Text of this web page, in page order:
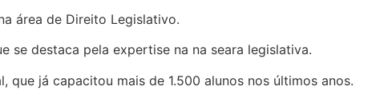
área de Direito Legislativo.
se destaca pela expertise na na seara legislativa.
já capacitou mais de 1.500 alunos nos últimos anos.